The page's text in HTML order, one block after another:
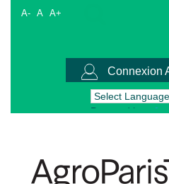
A- A A+
Connexion
Powered by